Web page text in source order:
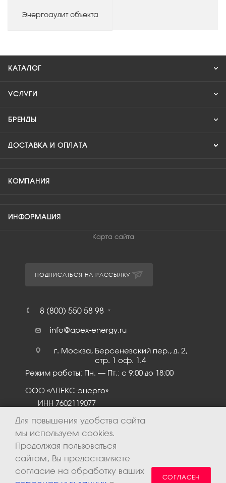
Энергоаудит объекта
КАТАЛОГ
УСЛУГИ
БРЕНДЫ
ДОСТАВКА И ОПЛАТА
КОМПАНИЯ
ИНФОРМАЦИЯ
Карта сайта
ПОДПИСАТЬСЯ НА РАССЫЛКУ
8 (800) 550 58 98
info@apex-energy.ru
г. Москва, Берсеневский пер., д. 2,
стр. 1 оф. 1.4
Режим работы: Пн. – Пт.: с 9:00 до 18:00
ООО «АПЕКС-энерго»
ИНН 7602119077
Для повышения удобства сайта
мы используем cookies.
Продолжая пользоваться
сайтом, Вы предоставляете
согласие на обработку ваших
СОГЛАСЕН